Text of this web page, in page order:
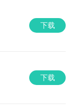
下载
下载